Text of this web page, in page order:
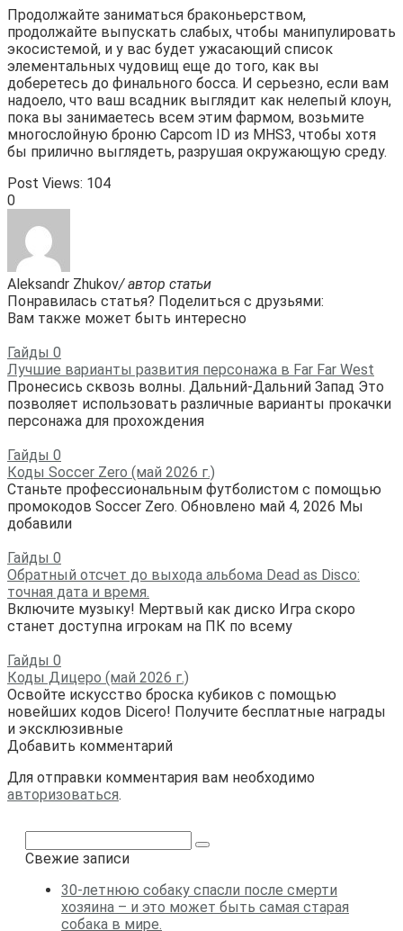
Продолжайте заниматься браконьерством,
продолжайте выпускать слабых, чтобы манипулировать
экосистемой, и у вас будет ужасающий список
элементальных чудовищ еще до того, как вы
доберетесь до финального босса. И серьезно, если вам
надоело, что ваш всадник выглядит как нелепый клоун,
пока вы занимаетесь всем этим фармом, возьмите
многослойную броню Capcom ID из MHS3, чтобы хотя
бы прилично выглядеть, разрушая окружающую среду.
Post Views: 104
0
Aleksandr Zhukov/ автор статьи
Понравилась статья? Поделиться с друзьями:
Вам также может быть интересно
Гайды 0
Лучшие варианты развития персонажа в Far Far West
Пронесись сквозь волны. Дальний-Дальний Запад Это
позволяет использовать различные варианты прокачки
персонажа для прохождения
Гайды 0
Коды Soccer Zero (май 2026 г.)
Станьте профессиональным футболистом с помощью
промокодов Soccer Zero. Обновлено май 4, 2026 Мы
добавили
Гайды 0
Обратный отсчет до выхода альбома Dead as Disco:
точная дата и время.
Включите музыку! Мертвый как диско Игра скоро
станет доступна игрокам на ПК по всему
Гайды 0
Коды Дицеро (май 2026 г.)
Освойте искусство броска кубиков с помощью
новейших кодов Dicero! Получите бесплатные награды
и эксклюзивные
Добавить комментарий
Для отправки комментария вам необходимо
авторизоваться.
Свежие записи
30-летнюю собаку спасли после смерти
хозяина – и это может быть самая старая
собака в мире.